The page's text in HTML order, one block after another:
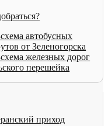
автобусных
от Зеленогорска
железных дорог
перешейка
приход